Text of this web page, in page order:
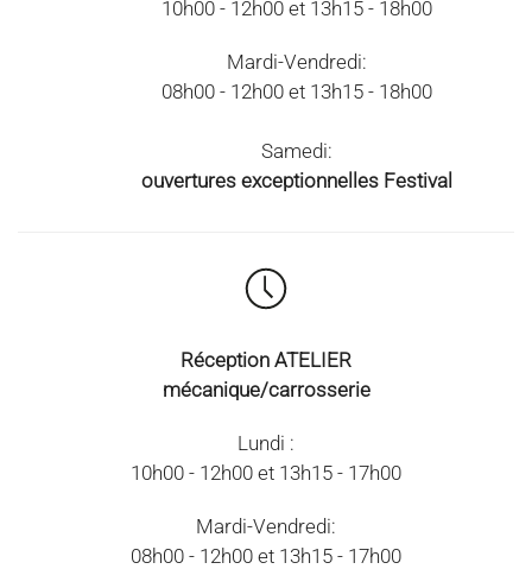
10h00 - 12h00 et 13h15 - 18h00
Mardi-Vendredi:
08h00 - 12h00 et 13h15 - 18h00
Samedi:
ouvertures exceptionnelles Festival
Réception ATELIER
mécanique/carrosserie
Lundi :
10h00 - 12h00 et 13h15 - 17h00
Mardi-Vendredi:
08h00 - 12h00 et 13h15 - 17h00